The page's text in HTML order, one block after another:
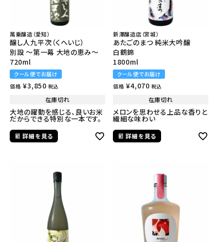
萬乗醸造（愛知）
醸し人九平次（くへいじ）
別設 ～第一幕 大地の恵み～
720ml
クール便でお届け
価格 ¥3,850 税込
在庫切れ
大地の躍動を感じる、良いお米
だからできる特別な一本です。
詳細を見る
新澤醸造店（宮城）
あたごのまつ 純米大吟醸
白鶴錦
1800ml
クール便でお届け
価格 ¥4,070 税込
在庫切れ
メロンを思わせる上品な香りと
繊細な味わい
詳細を見る